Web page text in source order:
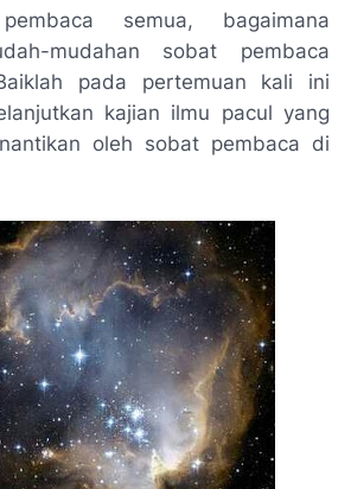
semua, bagaimana
mudahan sobat pembaca
pada pertemuan kali ini
kajian ilmu pacul yang
oleh sobat pembaca di